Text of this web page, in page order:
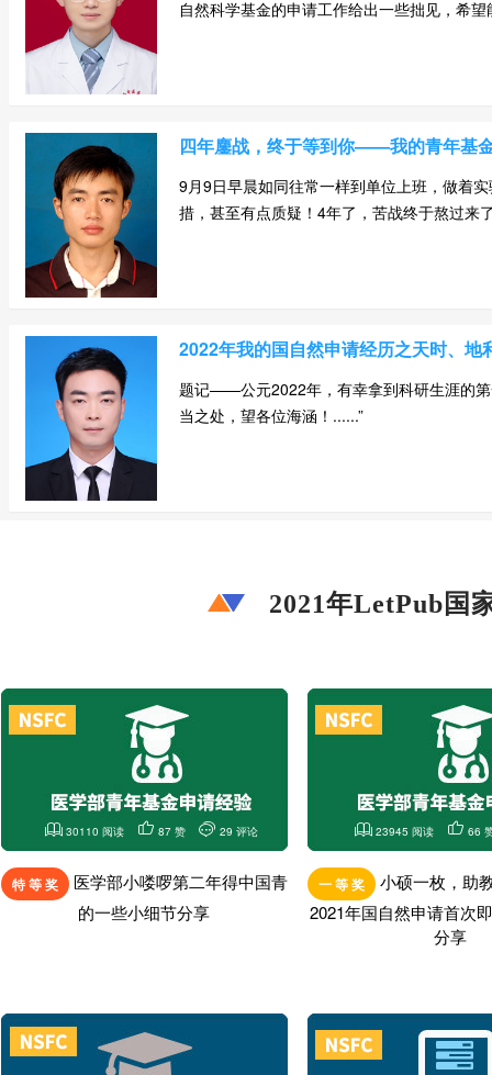
自然科学基金的申请工作给出一些拙见，希
四年鏖战，终于等到你——我的青年基
9月9日早晨如同往常一样到单位上班，做着
措，甚至有点质疑！4年了，苦战终于熬过来
2022年我的国自然申请经历之天时、地
题记——公元2022年，有幸拿到科研生涯的第
当之处，望各位海涵！......”
2021年LetPub国
30110 阅读 87 赞 29 评论
特 等 奖
医学部小喽啰第二年得中国青
的一些小细节分享
23945 阅读 66
一 等 奖
小硕一枚，助
2021年国自然申请首次
分享